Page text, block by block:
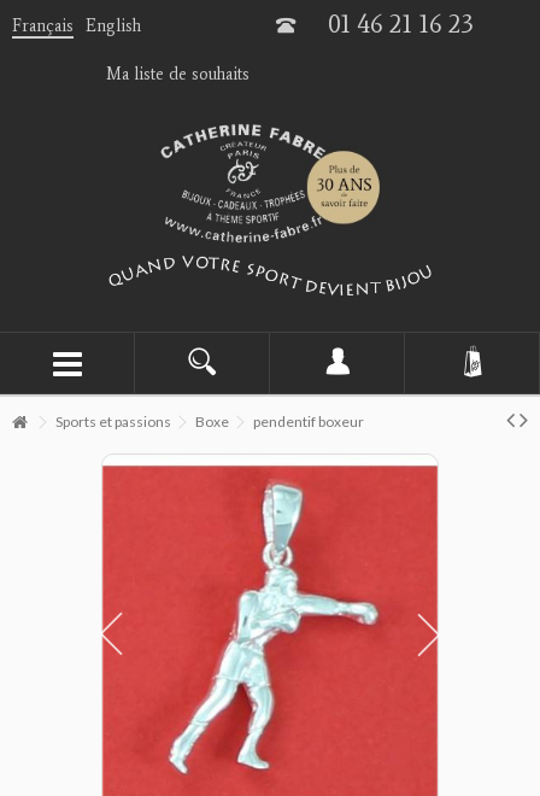
Français English 01 46 21 16 23
Ma liste de souhaits
Sports et passions Boxe pendentif boxeur